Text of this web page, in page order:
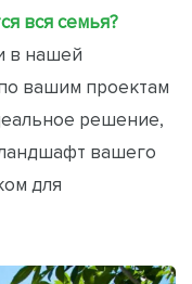
вся семья?
в нашей
вашим проектам
решение,
вашего
для